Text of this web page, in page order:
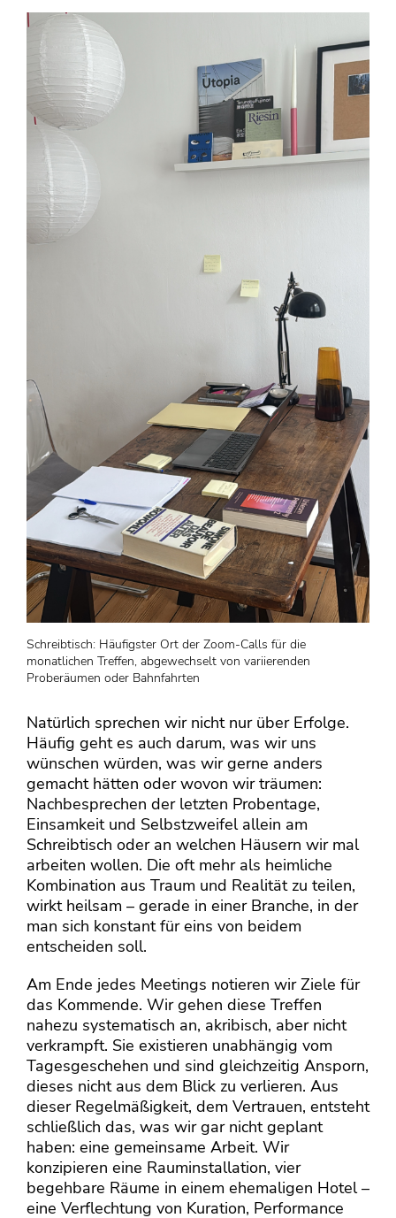
Schreibtisch: Häufigster Ort der Zoom-Calls für die
monatlichen Treffen, abgewechselt von variierenden
Proberäumen oder Bahnfahrten
Natürlich sprechen wir nicht nur über Erfolge.
Häufig geht es auch darum, was wir uns
wünschen würden, was wir gerne anders
gemacht hätten oder wovon wir träumen:
Nachbesprechen der letzten Probentage,
Einsamkeit und Selbstzweifel allein am
Schreibtisch oder an welchen Häusern wir mal
arbeiten wollen. Die oft mehr als heimliche
Kombination aus Traum und Realität zu teilen,
wirkt heilsam – gerade in einer Branche, in der
man sich konstant für eins von beidem
entscheiden soll.
Am Ende jedes Meetings notieren wir Ziele für
das Kommende. Wir gehen diese Treffen
nahezu systematisch an, akribisch, aber nicht
verkrampft. Sie existieren unabhängig vom
Tagesgeschehen und sind gleichzeitig Ansporn,
dieses nicht aus dem Blick zu verlieren. Aus
dieser Regelmäßigkeit, dem Vertrauen, entsteht
schließlich das, was wir gar nicht geplant
haben: eine gemeinsame Arbeit. Wir
konzipieren eine Rauminstallation, vier
begehbare Räume in einem ehemaligen Hotel –
eine Verflechtung von Kuration, Performance